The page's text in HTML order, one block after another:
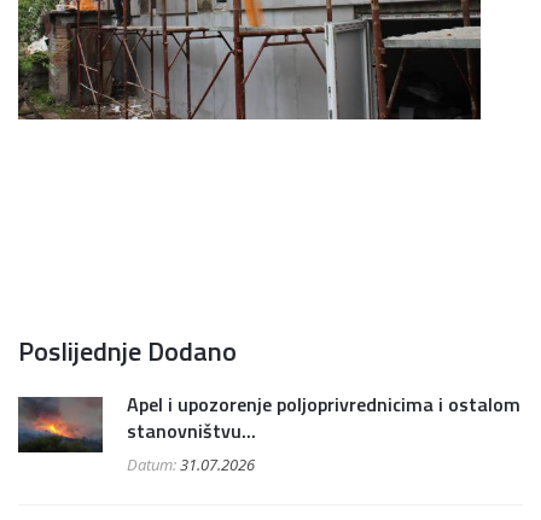
Poslijednje Dodano
Apel i upozorenje poljoprivrednicima i ostalom
stanovništvu...
Datum:31.07.2026